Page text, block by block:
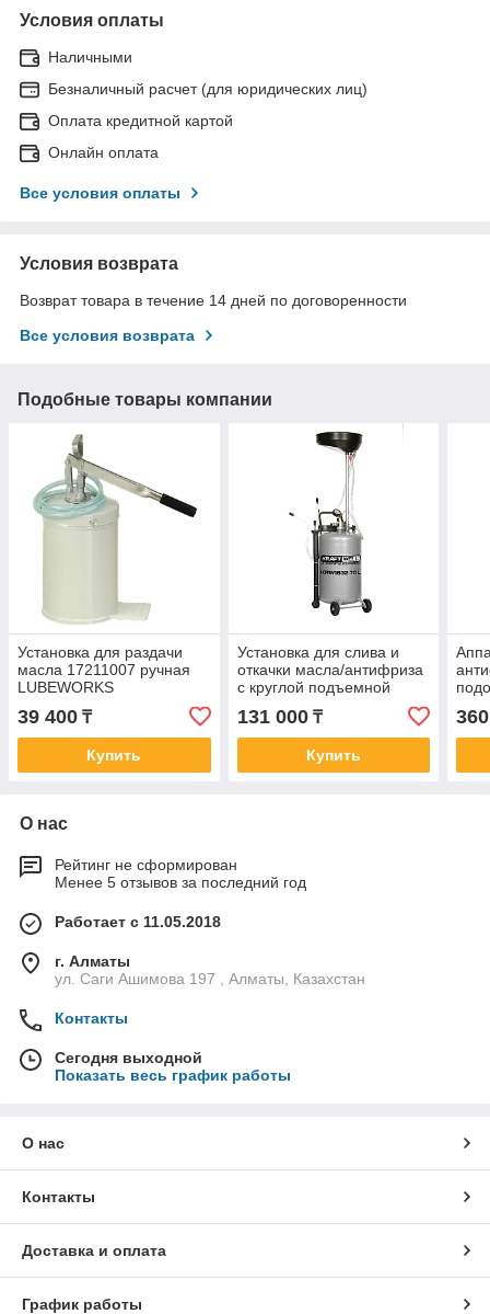
Условия оплаты
Наличными
Безналичный расчет (для юридических лиц)
Оплата кредитной картой
Онлайн оплата
Все условия оплаты
Условия возврата
Возврат товара в течение 14 дней по договоренности
Все условия возврата
Подобные товары компании
Установка для раздачи
масла 17211007 ручная
LUBEWORKS
39 400 ₸
Купить
Установка для слива и
откачки масла/антифриза
с круглой подъемной
ванной, мобильная,
объем 70 л KraftWell
131 000₸
Купить
О нас
Рейтинг не сформирован
Менее 5 отзывов за последний год
Работает с 11.05.2018
г. Алматы
ул. Саги Ашимова 197 , Алматы, Казахстан
Контакты
Сегодня выходной
Показать весь график работы
О нас
Контакты
Доставка и оплата
График работы